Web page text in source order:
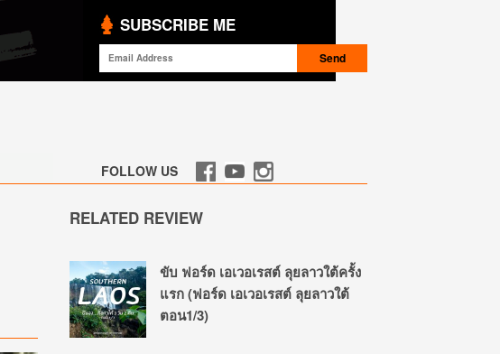
SUBSCRIBE ME
FOLLOW US
RELATED REVIEW
ขับ ฟอร์ด เอเวอเรสต์ ลุยลาวใต้ครั้ง
แรก (ฟอร์ด เอเวอเรสต์ ลุยลาวใต้
ตอน1/3)